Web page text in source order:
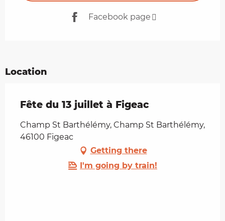
Facebook page
Location
Fête du 13 juillet à Figeac
Champ St Barthélémy, Champ St Barthélémy,
46100 Figeac
Getting there
I'm going by train!